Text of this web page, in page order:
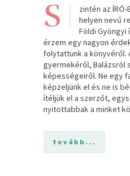
S
zintén az ÍRÓ-
helyen nevű
Földi Gyöngyi
érzem egy nagyon
folytattunk a könyvéről.
gyermekéről, Balázsról
képességeiről. Ne egy
képzeljünk el és ne is
ítéljük el a szerzőt,
nyitottabbak a minket
tovább...